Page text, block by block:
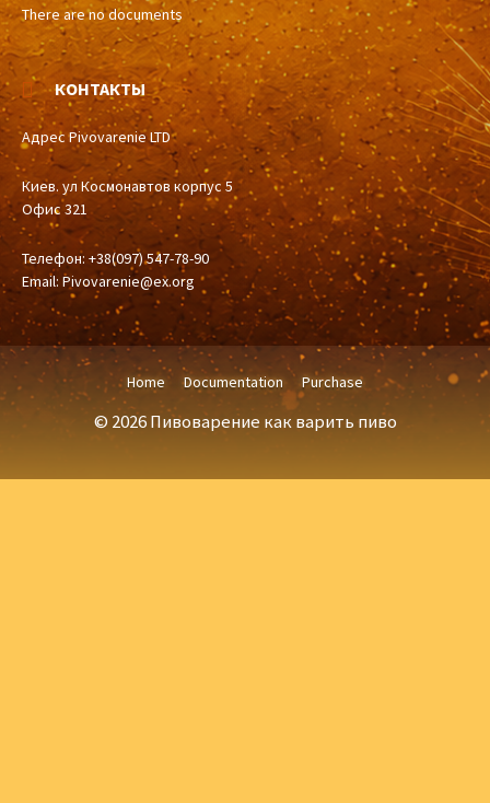
There are no documents
КОНТАКТЫ
Адрес Pivovarenie LTD
Киев. ул Космонавтов корпус 5
Офис 321
Телефон: +38(097) 547-78-90
Email: Pivovarenie@ex.org
Home Documentation Purchase
© 2026 Пивоварение как варить пиво